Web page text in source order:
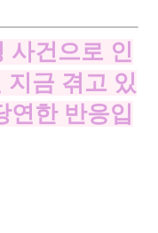
사건으로 인
지금 겪고 있
연한 반응입